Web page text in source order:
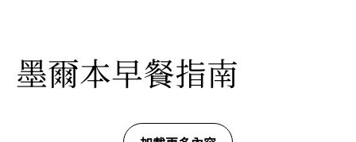
墨爾本早餐指南